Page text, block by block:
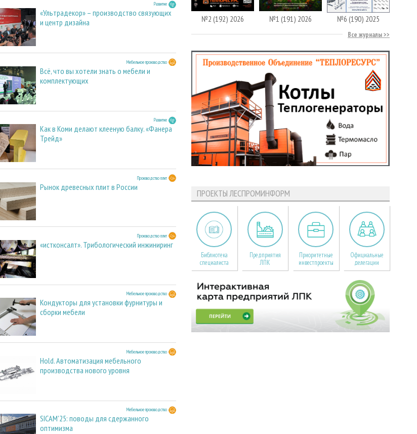
Развитие
«Ультрадекор» – производство связующих
и центр дизайна
Мебельное производство
Всё, что вы хотели знать о мебели и
комплектующих
Развитие
Как в Коми делают клееную балку. «Фанера
Трейд»
Производство плит
Рынок древесных плит в России
Производство плит
«истконсалт». Трибологический инжиниринг
Мебельное производство
Кондукторы для установки фурнитуры и
сборки мебели
Мебельное производство
Hold. Автоматизация мебельного
производства нового уровня
Мебельное производство
SICAM'25: поводы для сдержанного
оптимизма
№2 (192) 2026 №1 (191) 2026 №6 (190) 2025
Все журналы
ПРОЕКТЫ ЛЕСПРОМИНФОРМ
Библиотека
специалиста
Предприятия
ЛПК
Приоритетные
инвестпроекты
Официальные
делегации